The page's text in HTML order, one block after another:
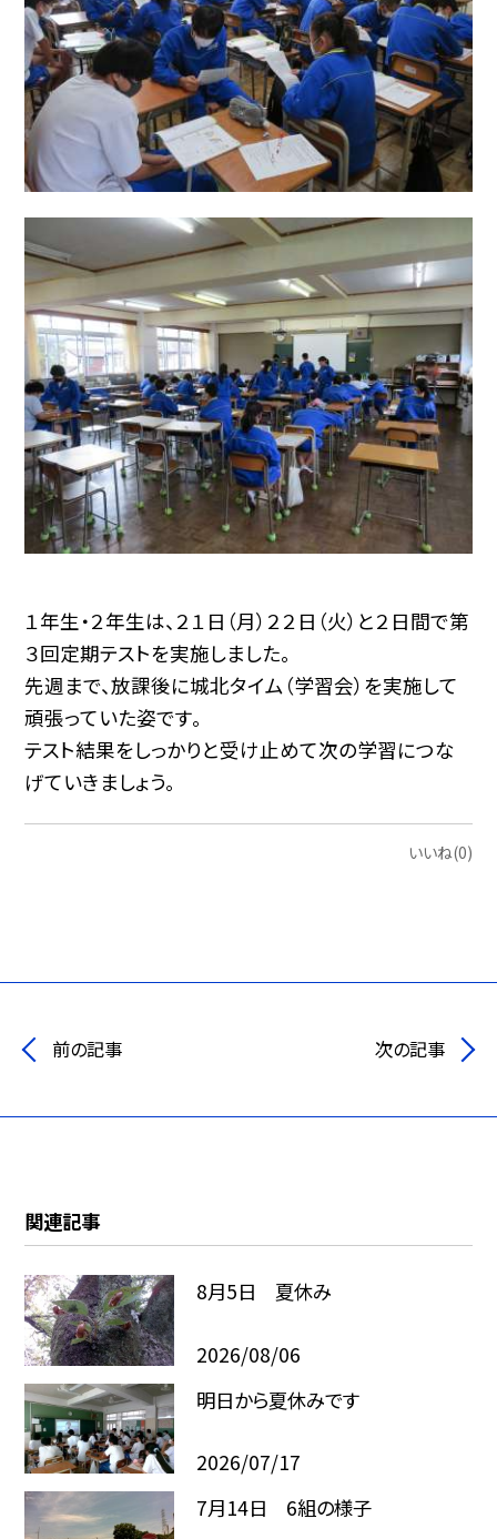
１年生・２年生は、２１日（月）２２日（火）と２日間で第
３回定期テストを実施しました。
先週まで、放課後に城北タイム（学習会）を実施して
頑張っていた姿です。
テスト結果をしっかりと受け止めて次の学習につな
げていきましょう。
いいね(0)
前の記事 次の記事
関連記事
8月5日 夏休み
2026/08/06
明日から夏休みです
2026/07/17
7月14日 6組の様子